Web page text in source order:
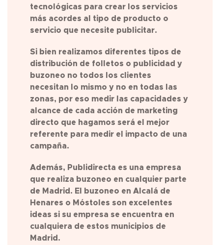
tecnológicas para crear los servicios
más acordes al tipo de producto o
servicio que necesite publicitar.
Si bien realizamos diferentes tipos de
distribución de folletos o publicidad y
buzoneo no todos los clientes
necesitan lo mismo y no en todas las
zonas, por eso medir las capacidades y
alcance de cada acción de marketing
directo que hagamos será el mejor
referente para medir el impacto de una
campaña.
Además, Publidirecta es una empresa
que realiza buzoneo en cualquier parte
de Madrid . El buzoneo en Alcalá de
Henares o Móstoles son excelentes
ideas si su empresa se encuentra en
cualquiera de estos municipios de
Madrid .